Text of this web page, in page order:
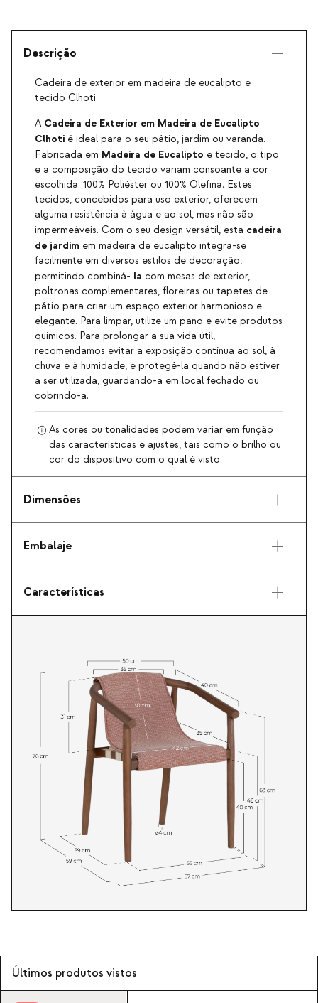
Descrição
Cadeira de exterior em madeira de eucalipto e
tecido Clhoti
A Cadeira de Exterior em Madeira de Eucalipto
Clhoti é ideal para o seu pátio, jardim ou varanda.
Fabricada em Madeira de Eucalipto e tecido, o tipo
e a composição do tecido variam consoante a cor
escolhida: 100% Poliéster ou 100% Olefina. Estes
tecidos, concebidos para uso exterior, oferecem
alguma resistência à água e ao sol, mas não são
impermeáveis. Com o seu design versátil, esta cadeira
de jardim em madeira de eucalipto integra-se
facilmente em diversos estilos de decoração,
permitindo combiná- la com mesas de exterior,
poltronas complementares, floreiras ou tapetes de
pátio para criar um espaço exterior harmonioso e
elegante. Para limpar, utilize um pano e evite produtos
químicos. Para prolongar a sua vida útil,
recomendamos evitar a exposição contínua ao sol, à
chuva e à humidade, e protegê-la quando não estiver
a ser utilizada, guardando-a em local fechado ou
cobrindo-a.
As cores ou tonalidades podem variar em função
das características e ajustes, tais como o brilho ou
cor do dispositivo com o qual é visto.
Dimensões
Embalaje
Características
Últimos produtos vistos